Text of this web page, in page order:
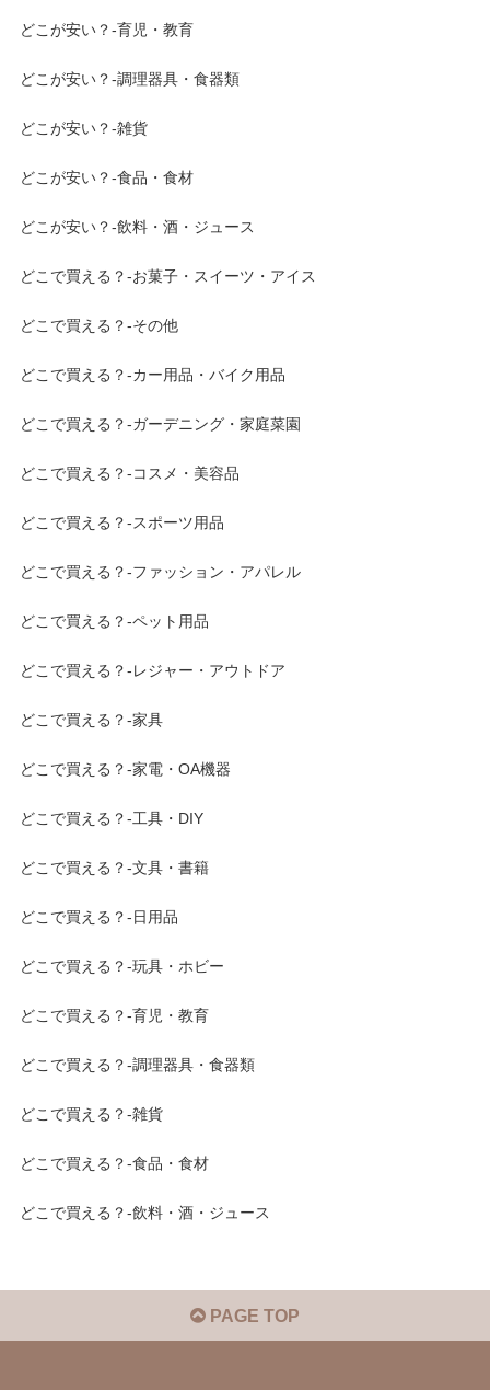
どこが安い？-育児・教育
どこが安い？-調理器具・食器類
どこが安い？-雑貨
どこが安い？-食品・食材
どこが安い？-飲料・酒・ジュース
どこで買える？-お菓子・スイーツ・アイス
どこで買える？-その他
どこで買える？-カー用品・バイク用品
どこで買える？-ガーデニング・家庭菜園
どこで買える？-コスメ・美容品
どこで買える？-スポーツ用品
どこで買える？-ファッション・アパレル
どこで買える？-ペット用品
どこで買える？-レジャー・アウトドア
どこで買える？-家具
どこで買える？-家電・OA機器
どこで買える？-工具・DIY
どこで買える？-文具・書籍
どこで買える？-日用品
どこで買える？-玩具・ホビー
どこで買える？-育児・教育
どこで買える？-調理器具・食器類
どこで買える？-雑貨
どこで買える？-食品・食材
どこで買える？-飲料・酒・ジュース
PAGE TOP